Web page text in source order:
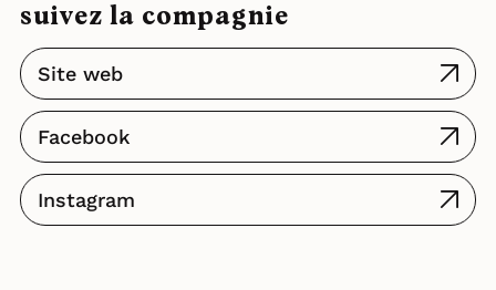
suivez la compagnie
Site web
Facebook
Instagram